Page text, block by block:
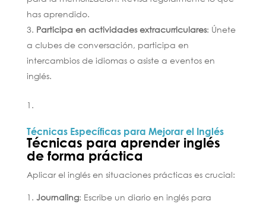
has aprendido.
Participa en actividades extracurriculares: Únete
a clubes de conversación, participa en
intercambios de idiomas o asiste a eventos en
inglés.
Técnicas Específicas para Mejorar el Inglés
Técnicas para aprender inglés
de forma práctica
Aplicar el inglés en situaciones prácticas es crucial:
Journaling: Escribe un diario en inglés para